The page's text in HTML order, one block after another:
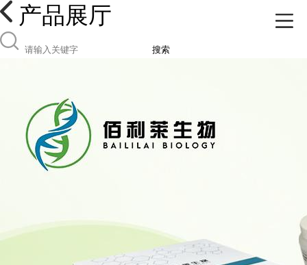
产品展厅
搜索